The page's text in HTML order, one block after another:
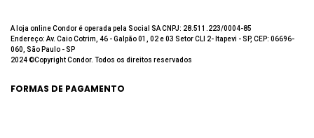
Fale Conosco
Trabalhe Conosco
Política de privacidade
Política de Troca e Devolução
A loja online Condor é operada pela Social SA CNPJ: 28.511.223/0004-85
Endereço: Av. Caio Cotrim, 46 - Galpão 01, 02 e 03 Setor CLI 2- Itapevi - SP, CEP: 06696-
060, São Paulo - SP
2024 ©Copyright Condor. Todos os direitos reservados
FORMAS DE PAGAMENTO